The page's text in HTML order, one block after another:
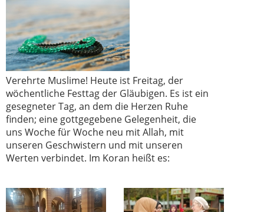
Verehrte Muslime! Heute ist Freitag, der
wöchentliche Festtag der Gläubigen. Es ist ein
gesegneter Tag, an dem die Herzen Ruhe
finden; eine gottgegebene Gelegenheit, die
uns Woche für Woche neu mit Allah, mit
unseren Geschwistern und mit unseren
Werten verbindet. Im Koran heißt es: